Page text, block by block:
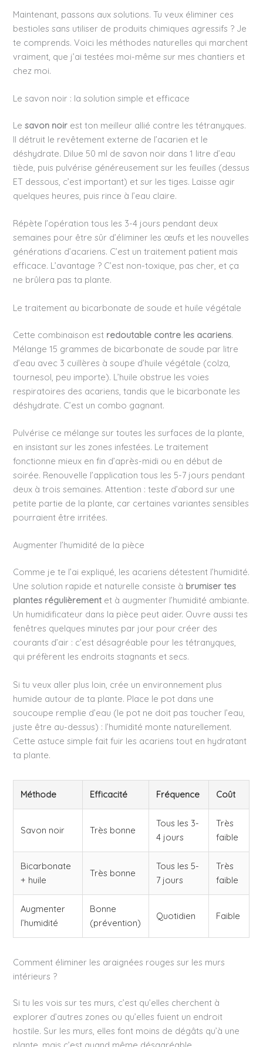
Maintenant, passons aux solutions. Tu veux éliminer ces
bestioles sans utiliser de produits chimiques agressifs ? Je
te comprends. Voici les méthodes naturelles qui marchent
vraiment, que j’ai testées moi-même sur mes chantiers et
chez moi.
Le savon noir : la solution simple et efficace
Lesavon noir est ton meilleur allié contre les tétranyques.
Il détruit le revêtement externe de l’acarien et le
déshydrate. Dilue 50 ml de savon noir dans 1 litre d’eau
tiède, puis pulvérise généreusement sur les feuilles (dessus
ET dessous, c’est important) et sur les tiges. Laisse agir
quelques heures, puis rince à l’eau claire.
Répète l’opération tous les 3-4 jours pendant deux
semaines pour être sûr d’éliminer les œufs et les nouvelles
générations d’acariens. C’est un traitement patient mais
efficace. L’avantage ? C’est non-toxique, pas cher, et ça
ne brûlera pas ta plante.
Le traitement au bicarbonate de soude et huile végétale
Cette combinaison est redoutable contre les acariens.
Mélange 15 grammes de bicarbonate de soude par litre
d’eau avec 3 cuillères à soupe d’huile végétale (colza,
tournesol, peu importe). L’huile obstrue les voies
respiratoires des acariens, tandis que le bicarbonate les
déshydrate. C’est un combo gagnant.
Pulvérise ce mélange sur toutes les surfaces de la plante,
en insistant sur les zones infestées. Le traitement
fonctionne mieux en fin d’après-midi ou en début de
soirée. Renouvelle l’application tous les 5-7 jours pendant
deux à trois semaines. Attention : teste d’abord sur une
petite partie de la plante, car certaines variantes sensibles
pourraient être irritées.
Augmenter l’humidité de la pièce
Comme je te l’ai expliqué, les acariens détestent l’humidité.
Une solution rapide et naturelle consiste à brumiser tes
plantes régulièrement et à augmenter l’humidité ambiante.
Un humidificateur dans la pièce peut aider. Ouvre aussi tes
fenêtres quelques minutes par jour pour créer des
courants d’air : c’est désagréable pour les tétranyques,
qui préfèrent les endroits stagnants et secs.
Si tu veux aller plus loin, crée un environnement plus
humide autour de ta plante. Place le pot dans une
soucoupe remplie d’eau (le pot ne doit pas toucher l’eau,
juste être au-dessus) : l’humidité monte naturellement.
Cette astuce simple fait fuir les acariens tout en hydratant
ta plante.
Méthode Efficacité Fréquence Coût
Savon noir Très bonne
Tous les 3-
4 jours
Très
faible
Bicarbonate
+ huile
Très bonne
Tous les 5-
7 jours
Très
faible
Augmenter
l’humidité
Bonne
(prévention)
Quotidien Faible
Comment éliminer les araignées rouges sur les murs
intérieurs ?
Si tu les vois sur tes murs, c’est qu’elles cherchent à
explorer d’autres zones ou qu’elles fuient un endroit
hostile. Sur les murs, elles font moins de dégâts qu’à une